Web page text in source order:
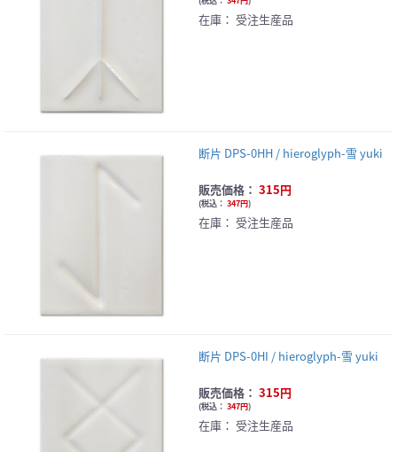
在庫： 受注生産品
断片 DPS-0HH / hieroglyph-雪 yuki
販売価格： 315円
(税込： 347円)
在庫： 受注生産品
断片 DPS-0HI / hieroglyph-雪 yuki
販売価格： 315円
(税込： 347円)
在庫： 受注生産品